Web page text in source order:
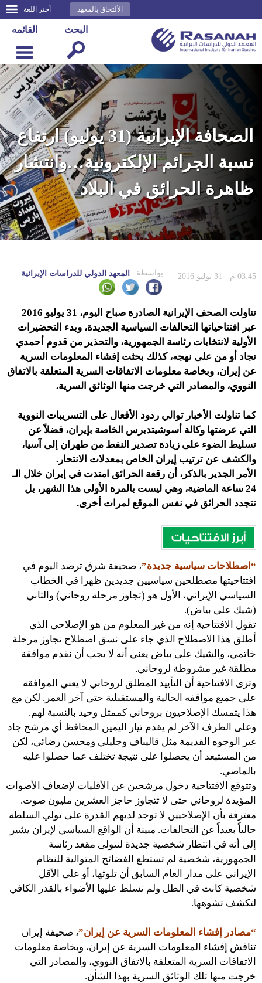
أختر اللغة الألتحاق بالمعهد
القائمه البحث
الصحافة الإيرانية (31 يوليو) ارتفاع
نسبة الجرائم الإلكترونية…وانتشار
ظاهرة الحرائق في البلاد
03:45 م - 31 يوليو 2016 بواسطة المعهد الدولي للدراسات الإيرانية
تناولت الصحف الإيرانية الصادرة صباح اليوم، 31 يوليو 2016
عبر افتتاحياتها التحالفات السياسية الجديدة، وبدء التحضيرات
الأولية لانتخابات رئاسة الجمهورية، والتحذير من قدوم أحمدي
نجاد أو من على نهجه، كذلك بحثت إفشاء المعلومات السرية
عن إيران، وبخاصة معلومات الاتفاقات السرية المتعلقة بالاتفاق
النووي، والمصادر التي خرجت منها الوثائق السرية.
كما تناولت الأخبار توالي ردود الأفعال على التسريبات النووية
التي عرضتها وكالة أسوشيتدبرس الخاصة بإيران، فضلاً عن
تسليط الضوء على زيادة تصدير النفط من طهران إلى آسيا،
والكشف عن ترتيب إيران الخاص بمعدلات الانتحار.
الأمر الجدير بالذكر، أن رقعة الحرائق امتدت في إيران خلال الـ
24 ساعة الماضية، وهي ليست بالمرة الأولى هذا الشهر، بل
تتجدد الحرائق في نفس الموقع لمرات أخرى.
“اصطلاحات سياسية جديدة”، صحيفة شرق ترصد اليوم في
افتتاحيتها مصطلحين سياسيين جديدين ظهرا في الخطاب
السياسي الإيراني، الأول هو (تجاوز مرحلة روحاني) والثاني
(شيك على بياض).
تقول الافتتاحية إنه من غير المعلوم من هو الإصلاحي الذي
أطلق هذا الاصطلاح الذي جاء على نسق اصطلاح تجاوز مرحلة
خاتمي، والشيك على بياض يعني أنه لا يجب أن نقدم موافقة
مطلقة غير مشروطة لروحاني.
وترى الافتتاحية أن التأييد المطلق لروحاني لا يعني الموافقة
على جميع مواقفه الحالية والمستقبلية حتى آخر العمر. لكن مع
هذا يتمسك الإصلاحيون بروحاني كممثل وحيد بالنسبة لهم.
وعلى الطرف الآخر لم يقدم تيار اليمين المحافظ أي مرشح جاد
غير الوجوه القديمة مثل قاليباف وجليلي ومحسن رضائي، لكن
من المستبعد أن يحصلوا على نتيجة تختلف عما حصلوا عليه
بالماضي.
وتتوقع الافتتاحية دخول مرشحين عن الأقليات لإضعاف الأصوات
المؤيدة لروحاني حتى لا تتجاوز حاجز العشرين مليون صوت.
معترفة بأن الإصلاحيين لا توجد لديهم القدرة على تولي السلطة
حالياً بعيداً عن التحالفات. مبينة أن الواقع السياسي لإيران يشير
إلى أنه في انتظار شخصية جديدة لتتولى مقعد رئاسة
الجمهورية، شخصية لم تستطع الفضائح المتوالية للنظام
الإيراني على مدار العام السابق أن تلوثها، أو على الأقل
شخصية كانت في الظل ولم تسلط عليها الأضواء بالقدر الكافي
لتكشف تشوهها.
“مصادر إفشاء المعلومات السرية عن إيران”، صحيفة إيران
تناقش إفشاء المعلومات السرية عن إيران، وبخاصة معلومات
الاتفاقات السرية المتعلقة بالاتفاق النووي، والمصادر التي
خرجت منها تلك الوثائق السرية بهذا الشأن.